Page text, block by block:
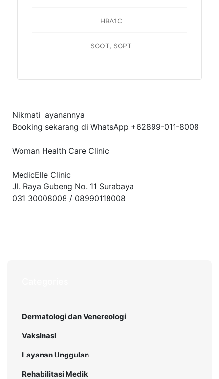
HBA1C
SGOT, SGPT
Nikmati layanannya
Booking sekarang di WhatsApp +62899-011-8008
Woman Health Care Clinic
MedicElle Clinic
Jl. Raya Gubeng No. 11 Surabaya
031 30008008 / 08990118008
Dermatologi dan Venereologi
Vaksinasi
Layanan Unggulan
Rehabilitasi Medik